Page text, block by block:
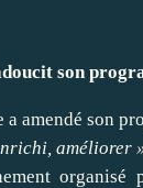
son
amendé son
améliorer
organisé